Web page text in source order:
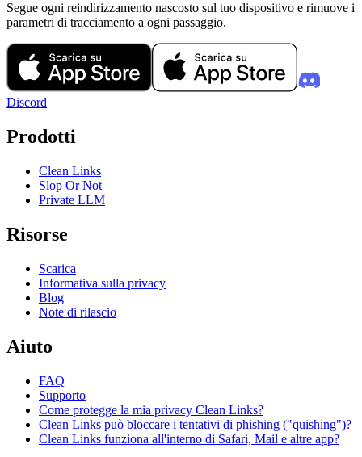
Segue ogni reindirizzamento nascosto sul tuo dispositivo e rimuove i
parametri di tracciamento a ogni passaggio.
Discord
Prodotti
Clean Links
Slop Or Not
Private LLM
Risorse
Scarica
Informativa sulla privacy
Blog
Note di rilascio
Aiuto
FAQ
Supporto
Come protegge la mia privacy Clean Links?
Clean Links può bloccare i tentativi di phishing ("quishing")?
Clean Links funziona all'interno di Safari, Mail e altre app?